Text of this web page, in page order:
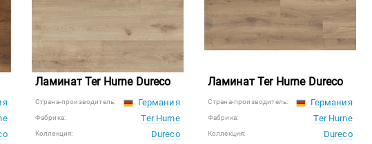
Ламинат Ter Hurne Dureco
Страна-производитель: Германия
Фабрика: Ter Hurne
Коллекция: Dureco
Ламинат Ter Hurne Dureco
Страна-производитель: Германия
Фабрика: Ter Hurne
Коллекция: Dureco